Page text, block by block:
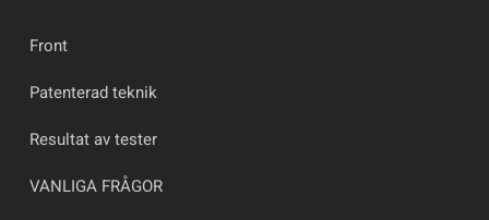
Front
Patenterad teknik
Resultat av tester
VANLIGA FRÅGOR